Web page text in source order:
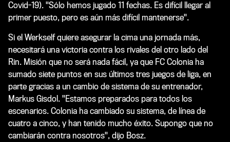
Covid-19). "Sólo hemos jugado 11 fechas. Es difícil llegar al
primer puesto, pero es aún más difícil mantenerse".
Si el Werkself quiere asegurar la cima una jornada más,
necesitará una victoria contra los rivales del otro lado del
Rin. Misión que no será nada fácil, ya que FC Colonia ha
sumado siete puntos en sus últimos tres juegos de liga, en
parte gracias a un cambio de sistema de su entrenador,
Markus Gisdol. "Estamos preparados para todos los
escenarios. Colonia ha cambiado su sistema, de línea de
cuatro a cinco, y han tenido mucho éxito. Supongo que no
cambiarán contra nosotros", dijo Bosz.